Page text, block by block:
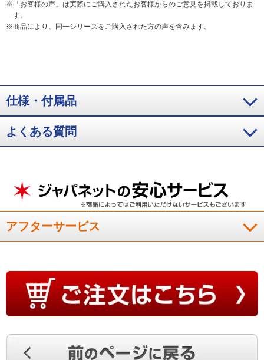
※ 「お客様の声」は実際にご購入されたお客様からのご意見を掲載しておりま
す。
※商品により、同一シリーズをご購入された方の声を含みます。
仕様・付属品
よくある質問
アフターサービス